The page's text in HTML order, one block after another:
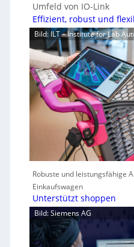
Umfeld von IO-Link
Effizient, robust und
Bild: ILT – Institute for Lab
Robuste und leistungsfähige
Einkaufswagen
Unterstützt shoppen
Bild: Siemens AG